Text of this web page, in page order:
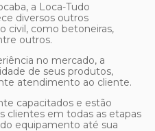
, a Loca-Tudo
diversos outros
civil, como betoneiras,
outros.
no mercado, a
de seus produtos,
atendimento ao cliente.
capacitados e estão
clientes em todas as etapas
equipamento até sua